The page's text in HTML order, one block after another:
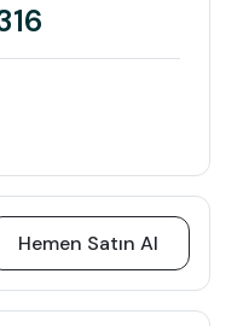
Hemen Satın Al